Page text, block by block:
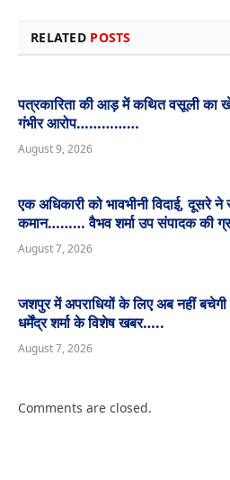
RELATED POSTS
पत्रकारिता की आड़ में कथित वसूली का
गंभीर आरोप……………
August 9, 2026
एक अधिकारी को भावभीनी विदाई, दूसरे
कमान……… वैभव शर्मा उप संपादक की
August 7, 2026
जशपुर में अपराधियों के लिए अब नहीं
धर्मेंद्र शर्मा के विशेष खबर…..
August 7, 2026
Comments are closed.